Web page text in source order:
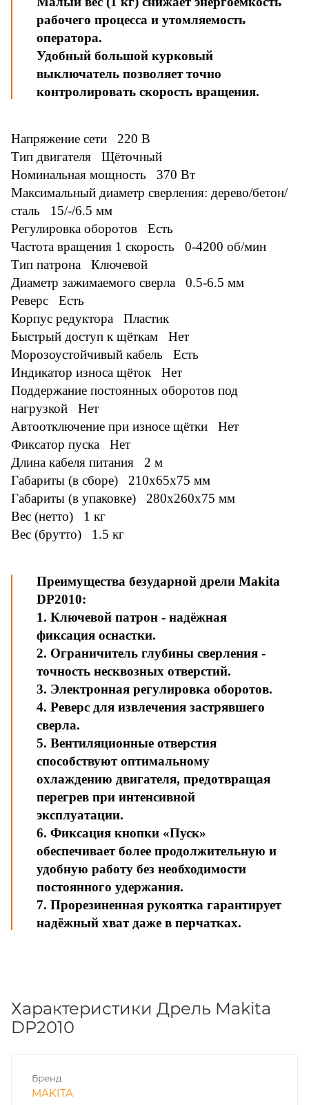
рабочего процесса и утомляемость
оператора.
Удобный большой курковый
выключатель позволяет точно
контролировать скорость вращения.
Напряжение сети 220 В
Тип двигателя Щёточный
Номинальная мощность 370 Вт
Максимальный диаметр сверления: дерево/бетон/
сталь 15/-/6.5 мм
Регулировка оборотов Есть
Частота вращения 1 скорость 0-4200 об/мин
Тип патрона Ключевой
Диаметр зажимаемого сверла 0.5-6.5 мм
Реверс Есть
Корпус редуктора Пластик
Быстрый доступ к щёткам Нет
Морозоустойчивый кабель Есть
Индикатор износа щёток Нет
Поддержание постоянных оборотов под
нагрузкой Нет
Автоотключение при износе щётки Нет
Фиксатор пуска Нет
Длина кабеля питания 2 м
Габариты (в сборе) 210x65x75 мм
Габариты (в упаковке) 280x260x75 мм
Вес (нетто) 1 кг
Вес (брутто) 1.5 кг
Преимущества безударной дрели Makita
DP2010:
1. Ключевой патрон - надёжная
фиксация оснастки.
2. Ограничитель глубины сверления -
точность несквозных отверстий.
3. Электронная регулировка оборотов.
4. Реверс для извлечения застрявшего
сверла.
5. Вентиляционные отверстия
способствуют оптимальному
охлаждению двигателя, предотвращая
перегрев при интенсивной
эксплуатации.
6. Фиксация кнопки «Пуск»
обеспечивает более продолжительную и
удобную работу без необходимости
постоянного удержания.
7. Прорезиненная рукоятка гарантирует
надёжный хват даже в перчатках.
Характеристики Дрель Makita
DP2010
Бренд
MAKITA